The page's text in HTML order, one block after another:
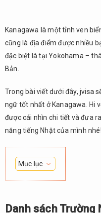
Kanagawa là một tỉnh ven
cũng là địa điểm được nhiều
đặc biệt là tại Yokohama –
Bản.
Trong bài viết dưới đây, jvisa
ngữ tốt nhất ở Kanagawa. Hi
được cái nhìn chi tiết và đưa
năng tiếng Nhật của mình nhé!
Mục lục
1.
Danh
Trường
Danh sách